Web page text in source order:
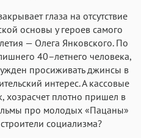
глаза на отсутствие
основы у героев самого
— Олега Янковского. По
40–летнего человека,
просиживать джинсы в
интерес. А кассовые
хозрасчет плотно пришел в
про молодых «Пацаны»
социализма?